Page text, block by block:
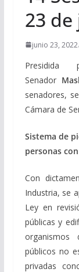
23
junio 23, 2022
Presidida
Senador
senadores,
Cámara de
Sistema de
personas con
Con
Industria, se
Ley en
públicas y
organismos
públicos no
privadas